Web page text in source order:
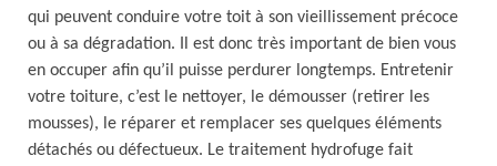
qui peuvent conduire votre toit à son vieillissement précoce
ou à sa dégradation. Il est donc très important de bien vous
en occuper afin qu’il puisse perdurer longtemps. Entretenir
votre toiture, c’est le nettoyer, le démousser (retirer les
mousses), le réparer et remplacer ses quelques éléments
détachés ou défectueux. Le traitement hydrofuge fait